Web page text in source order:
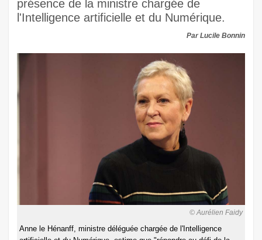
présence de la ministre chargée de
l'Intelligence artificielle et du Numérique.
Par Lucile Bonnin
© Aurélien Faidy
Anne le Hénanff, ministre déléguée chargée de l'Intelligence